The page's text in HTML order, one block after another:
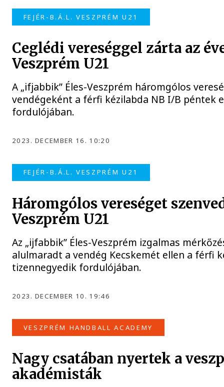
FEJÉR-B.Á.L. VESZPRÉM U21
Ceglédi vereséggel zárta az
Veszprém U21
A „ifjabbik” Éles-Veszprém háromgólos
vendégeként a férfi kézilabda NB I/B péntek
fordulójában.
2023. DECEMBER 16. 10:20
FEJÉR-B.Á.L. VESZPRÉM U21
Háromgólos vereséget
Veszprém U21
Az „ijfabbik” Éles-Veszprém izgalmas
alulmaradt a vendég Kecskemét ellen a férfi
tizennegyedik fordulójában.
2023. DECEMBER 10. 19:46
VESZPRÉM HANDBALL ACADEMY
Nagy csatában nyertek a
akadémisták